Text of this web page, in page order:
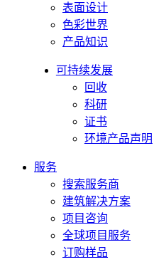
表面设计
色彩世界
产品知识
可持续发展
回收
科研
证书
环境产品声明
服务
搜索服务商
建筑解决方案
项目咨询
全球项目服务
订购样品